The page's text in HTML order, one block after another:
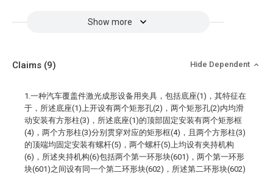
Show more
Claims (9) Hide Dependent
1.一种汽车覆盖件激光成形设备用夹具，包括底座(1)，其特征在
于，所述底座(1)上开设有两个矩形孔(2)，两个矩形孔(2)内均滑
动安装有方形柱(3)，所述底座(1)的顶部固定安装有两个矩形框
(4)，两个方形柱(3)分别贯穿对应的矩形框(4)，且两个方形柱(3)
的顶端均固定安装有螺杆(5)，两个螺杆(5)上均设有夹持机构
(6)，所述夹持机构(6)包括两个第一环形块(601)，两个第一环形
块(601)之间设有同一个第二环形块(602)，所述第二环形块(602)